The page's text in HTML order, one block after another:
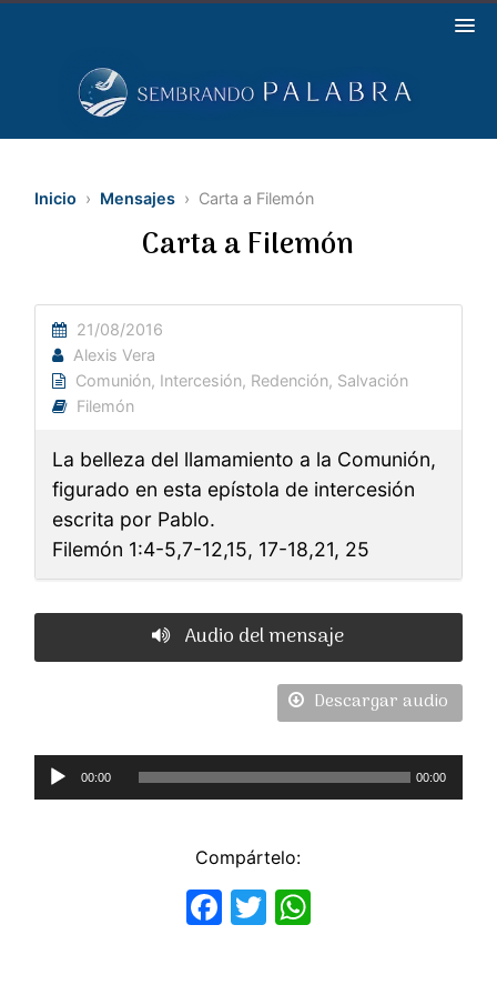
Inicio › Mensajes › Carta a Filemón
Carta a Filemón
21/08/2016
Alexis Vera
Comunión, Intercesión, Redención, Salvación
Filemón
La belleza del llamamiento a la Comunión,
figurado en esta epístola de intercesión
escrita por Pablo.
Filemón 1:4-5,7-12,15, 17-18,21, 25
Audio del mensaje
Descargar audio
Reproductor
de
00:00 00:00
Compártelo:
Facebook
Twitter
WhatsApp